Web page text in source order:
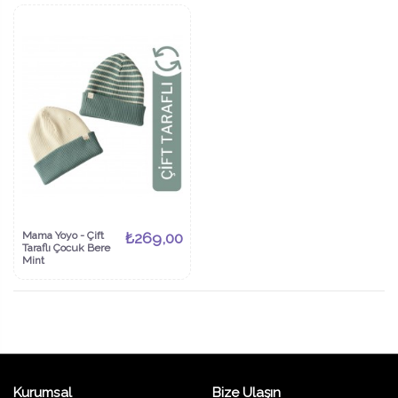
Mama Yoyo - Çift
Taraflı Çocuk Bere
Mint
₺269,00
Kurumsal Bize Ulaşın